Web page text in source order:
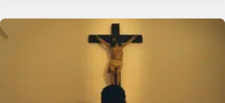
–
VERSENYFUTÁSA